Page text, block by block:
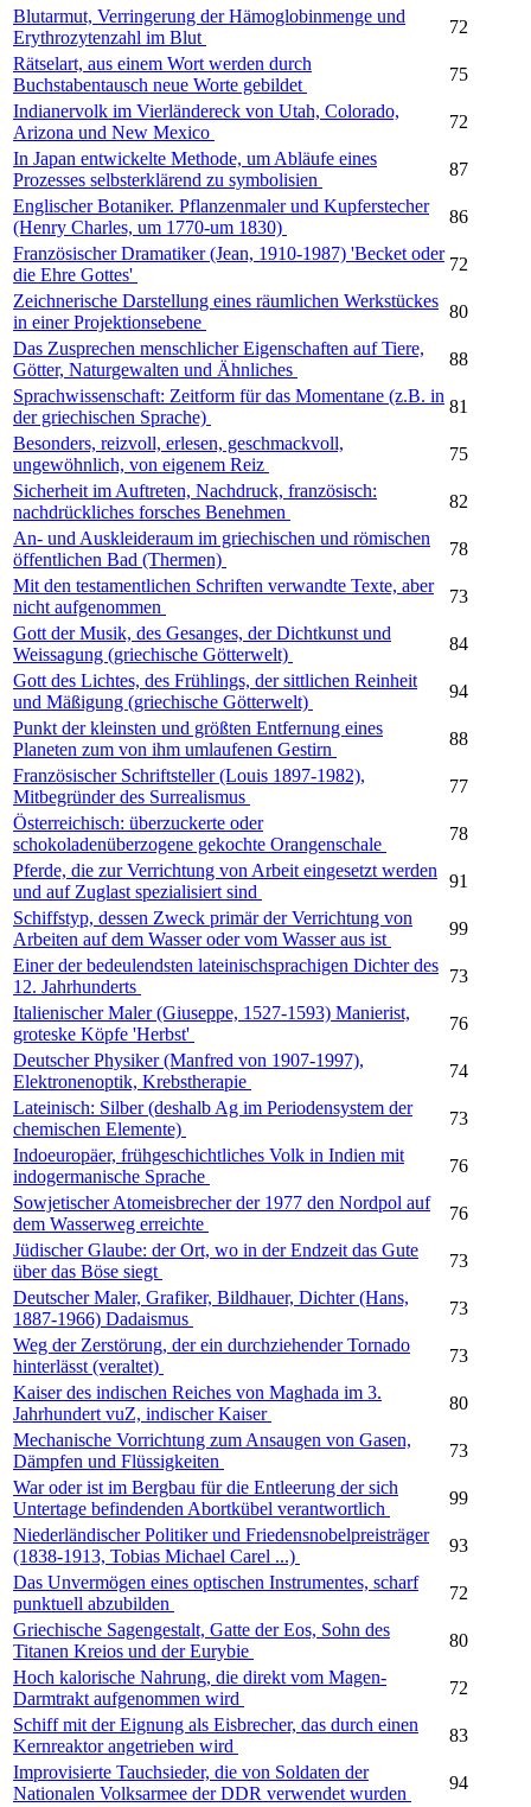
Blutarmut, Verringerung der Hämoglobinmenge und
Erythrozytenzahl im Blut
72
Rätselart, aus einem Wort werden durch
Buchstabentausch neue Worte gebildet
75
Indianervolk im Vierländereck von Utah, Colorado,
Arizona und New Mexico
72
In Japan entwickelte Methode, um Abläufe eines
Prozesses selbsterklärend zu symbolisien
87
Englischer Botaniker. Pflanzenmaler und Kupferstecher
(Henry Charles, um 1770-um 1830)
86
Französischer Dramatiker (Jean, 1910-1987) 'Becket oder
die Ehre Gottes'
72
Zeichnerische Darstellung eines räumlichen Werkstückes
in einer Projektionsebene
80
Das Zusprechen menschlicher Eigenschaften auf Tiere,
Götter, Naturgewalten und Ähnliches
88
Sprachwissenschaft: Zeitform für das Momentane (z.B. in
der griechischen Sprache)
81
Besonders, reizvoll, erlesen, geschmackvoll,
ungewöhnlich, von eigenem Reiz
75
Sicherheit im Auftreten, Nachdruck, französisch:
nachdrückliches forsches Benehmen
82
An- und Auskleideraum im griechischen und römischen
öffentlichen Bad (Thermen)
78
Mit den testamentlichen Schriften verwandte Texte, aber
nicht aufgenommen
73
Gott der Musik, des Gesanges, der Dichtkunst und
Weissagung (griechische Götterwelt)
84
Gott des Lichtes, des Frühlings, der sittlichen Reinheit
und Mäßigung (griechische Götterwelt)
94
Punkt der kleinsten und größten Entfernung eines
Planeten zum von ihm umlaufenen Gestirn
88
Französischer Schriftsteller (Louis 1897-1982),
Mitbegründer des Surrealismus
77
Österreichisch: überzuckerte oder
schokoladenüberzogene gekochte Orangenschale
78
Pferde, die zur Verrichtung von Arbeit eingesetzt werden
und auf Zuglast spezialisiert sind
91
Schiffstyp, dessen Zweck primär der Verrichtung von
Arbeiten auf dem Wasser oder vom Wasser aus ist
99
Einer der bedeulendsten lateinischsprachigen Dichter des
12. Jahrhunderts
73
Italienischer Maler (Giuseppe, 1527-1593) Manierist,
groteske Köpfe 'Herbst'
76
Deutscher Physiker (Manfred von 1907-1997),
Elektronenoptik, Krebstherapie
74
Lateinisch: Silber (deshalb Ag im Periodensystem der
chemischen Elemente)
73
Indoeuropäer, frühgeschichtliches Volk in Indien mit
indogermanische Sprache
76
Sowjetischer Atomeisbrecher der 1977 den Nordpol auf
dem Wasserweg erreichte
76
Jüdischer Glaube: der Ort, wo in der Endzeit das Gute
über das Böse siegt
73
Deutscher Maler, Grafiker, Bildhauer, Dichter (Hans,
1887-1966) Dadaismus
73
Weg der Zerstörung, der ein durchziehender Tornado
hinterlässt (veraltet)
73
Kaiser des indischen Reiches von Maghada im 3.
Jahrhundert vuZ, indischer Kaiser
80
Mechanische Vorrichtung zum Ansaugen von Gasen,
Dämpfen und Flüssigkeiten
73
War oder ist im Bergbau für die Entleerung der sich
Untertage befindenden Abortkübel verantwortlich
99
Niederländischer Politiker und Friedensnobelpreisträger
(1838-1913, Tobias Michael Carel ...)
93
Das Unvermögen eines optischen Instrumentes, scharf
punktuell abzubilden
72
Griechische Sagengestalt, Gatte der Eos, Sohn des
Titanen Kreios und der Eurybie
80
Hoch kalorische Nahrung, die direkt vom Magen-
Darmtrakt aufgenommen wird
72
Schiff mit der Eignung als Eisbrecher, das durch einen
Kernreaktor angetrieben wird
83
Improvisierte Tauchsieder, die von Soldaten der
Nationalen Volksarmee der DDR verwendet wurden
94